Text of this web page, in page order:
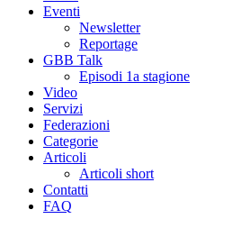
Eventi
Newsletter
Reportage
GBB Talk
Episodi 1a stagione
Video
Servizi
Federazioni
Categorie
Articoli
Articoli short
Contatti
FAQ